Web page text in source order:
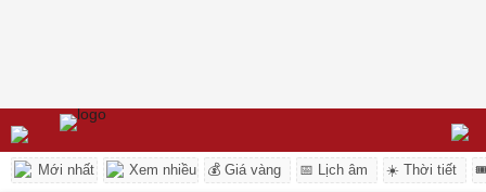
Mới nhất Xem nhiều 💰 Giá vàng 📅 Lịch âm ☀️ Thời tiết